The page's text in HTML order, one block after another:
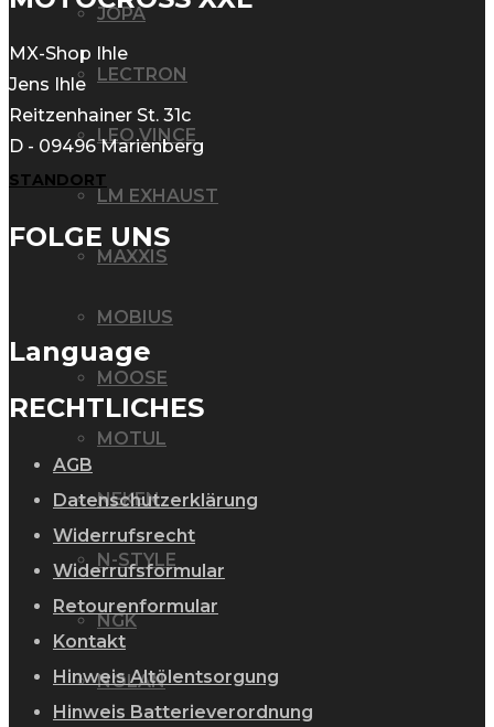
JOPA
LECTRON
LEO VINCE
LM EXHAUST
MAXXIS
MOBIUS
MOOSE
MOTUL
NEKEN
N-STYLE
NGK
NOLAN
MX-Shop Ihle
Jens Ihle
Reitzenhainer St. 31c
D - 09496 Marienberg
STANDORT
FOLGE UNS
Language
RECHTLICHES
AGB
Datenschutzerklärung
Widerrufsrecht
Widerrufsformular
Retourenformular
Kontakt
Hinweis Altölentsorgung
Hinweis Batterieverordnung